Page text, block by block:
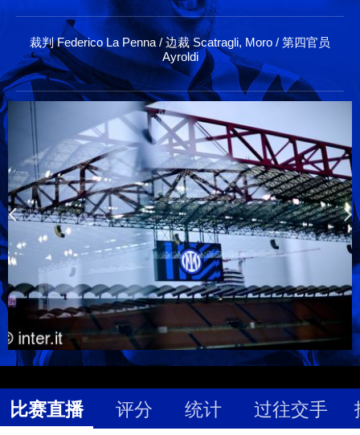
裁判 Federico La Penna / 边裁 Scatragli, Moro / 第四官员
Ayroldi
比赛直播 评分 统计 过往交手